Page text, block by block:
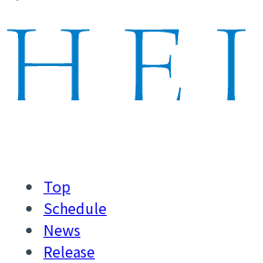
Top
Schedule
News
Release